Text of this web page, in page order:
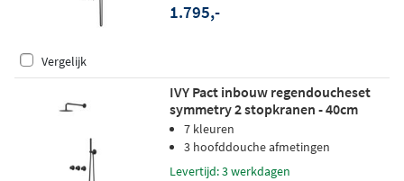
1.795,-
Vergelijk
IVY Pact inbouw regendoucheset
symmetry 2 stopkranen - 40cm
wandarm - 30cm medium
hoofddouche - glijstang - 3-standen
7 kleuren
3 hoofddouche afmetingen
Levertijd: 3 werkdagen